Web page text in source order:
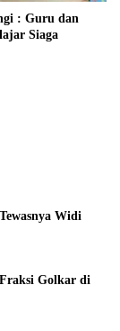
: Guru dan
Siaga
Widi
Golkar di